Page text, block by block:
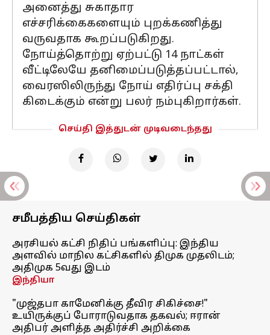
அனைத்து சுகாதார
எச்சரிக்கைகளையும் புறக்கணித்து
வருவதாக கூறப்படுகிறது.
நோய்த்தொற்று ஏற்பட்டு 14 நாட்கள்
வீட்டிலேயே தனிமைப்படுத்தப்பட்டால்,
வைரஸிலிருந்து நோய் எதிர்ப்பு சக்தி
கிடைக்கும் என்று பலர் நம்புகிறார்கள்.
செய்தி இத்துடன் முடிவடைந்தது
சமீபத்திய செய்திகள்
அரசியல் கட்சி நிதிப் பங்களிப்பு: இந்திய
அளவில் மாநில கட்சிகளில் திமுக முதலிடம்;
அதிமுக 5வது இடம்
இந்தியா
"முஜ்தபா காமேனிக்கு தீவிர சிகிச்சை!"
உயிருக்குப் போராடுவதாக தகவல்; ஈரான்
அதிபர் அளித்த அதிர்ச்சி அறிக்கை